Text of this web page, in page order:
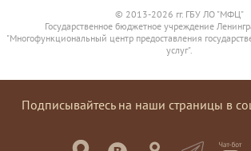
© 2013-2026 гг. ГБУ ЛО "МФЦ"
Государственное бюджетное учреждение
"Многофункциональный центр предоставления
услуг".
Подписывайтесь на наши страницы в